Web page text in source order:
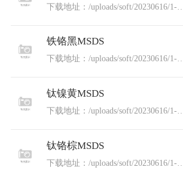
下载地址：/uploads/soft/20230616/1-
铁铬黑MSDS
下载地址：/uploads/soft/20230616/1-
钛镍黄MSDS
下载地址：/uploads/soft/20230616/1-
钛铬棕MSDS
下载地址：/uploads/soft/20230616/1-